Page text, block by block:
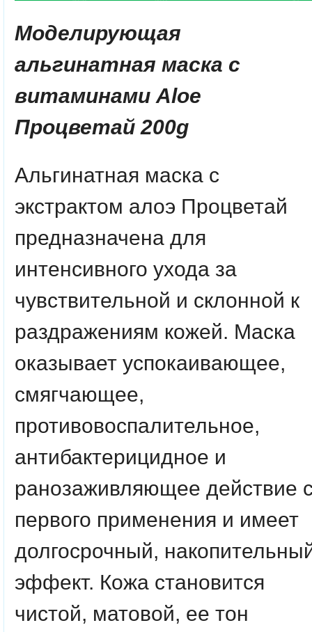
Моделирующая
альгинатная маска с
витаминами Aloe
Процветай 200g
Альгинатная маска с
экстрактом алоэ Процветай
предназначена для
интенсивного ухода за
чувствительной и склонной к
раздражениям кожей. Маска
оказывает успокаивающее,
смягчающее,
противовоспалительное,
антибактерицидное и
ранозаживляющее действие
первого применения и имеет
долгосрочный,
эффект. Кожа становится
чистой, матовой, ее тон